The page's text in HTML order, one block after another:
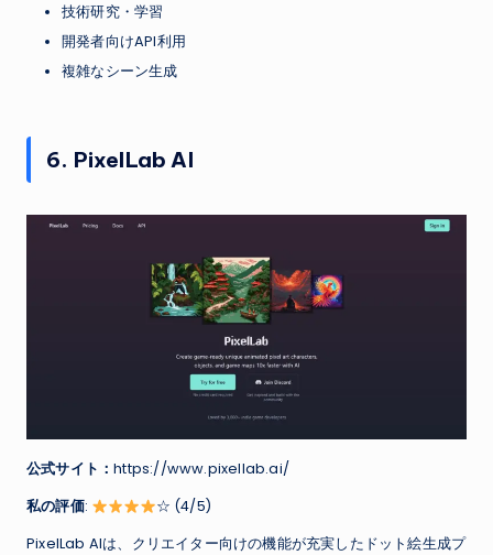
技術研究・学習
開発者向けAPI利用
複雑なシーン生成
6. PixelLab AI
公式サイト：https://www.pixellab.ai/
私の評価:
☆ (4/5)
PixelLab AIは、クリエイター向けの機能が充実したドット絵生成プ